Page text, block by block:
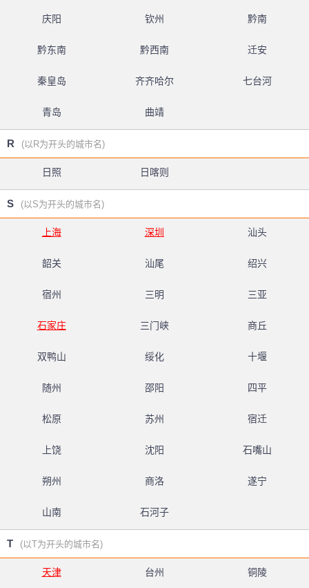
庆阳 钦州 黔南
黔东南 黔西南 迁安
秦皇岛 齐齐哈尔 七台河
青岛 曲靖
R (以R为开头的城市名)
日照 日喀则
S (以S为开头的城市名)
上海 深圳 汕头
韶关 汕尾 绍兴
宿州 三明 三亚
石家庄 三门峡 商丘
双鸭山 绥化 十堰
随州 邵阳 四平
松原 苏州 宿迁
上饶 沈阳 石嘴山
朔州 商洛 遂宁
山南 石河子
T (以T为开头的城市名)
天津 台州 铜陵